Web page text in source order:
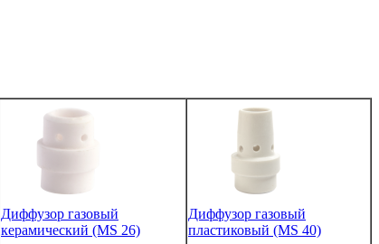
Диффузор газовый
керамический (MS 26)
Диффузор газовый
пластиковый (MS 40)